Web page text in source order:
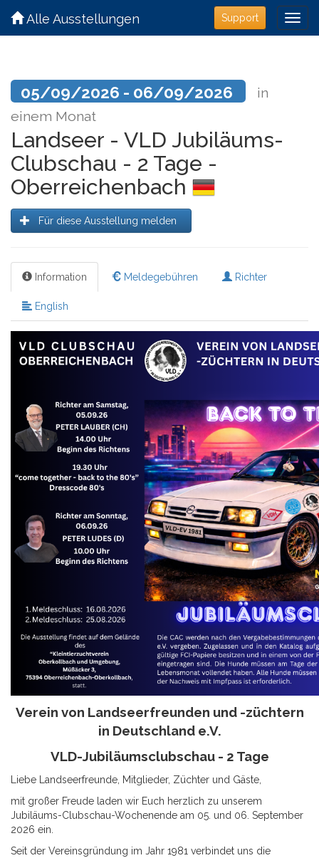
Support
Alle Ausstellungen
05/09/2026 - 06/09/2026
in
einem Monat
Landseer - VLD Jubiläums-
Clubschau - 2 Tage -
Oberreichenbach
Für diese Ausstellung melden
Information Meldegebühren Richter
English
Verein von Landseerfreunden und -züchtern
in Deutschland e.V.
VLD-Jubiläumsclubschau - 2 Tage
Liebe Landseerfreunde, Mitglieder, Züchter und Gäste,
mit großer Freude laden wir Euch herzlich zu unserem
Jubiläums-Clubschau-Wochenende am 05. und 06. September
2026 ein.
Seit der Vereinsgründung im Jahr 1981 verbindet uns die